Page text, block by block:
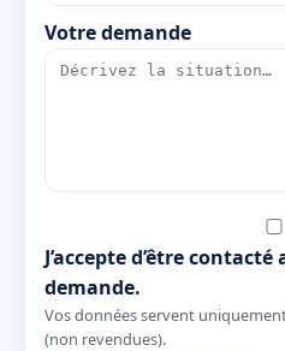
Votre demande
J’accepte d’être
demande.
Vos données servent
(non revendues).